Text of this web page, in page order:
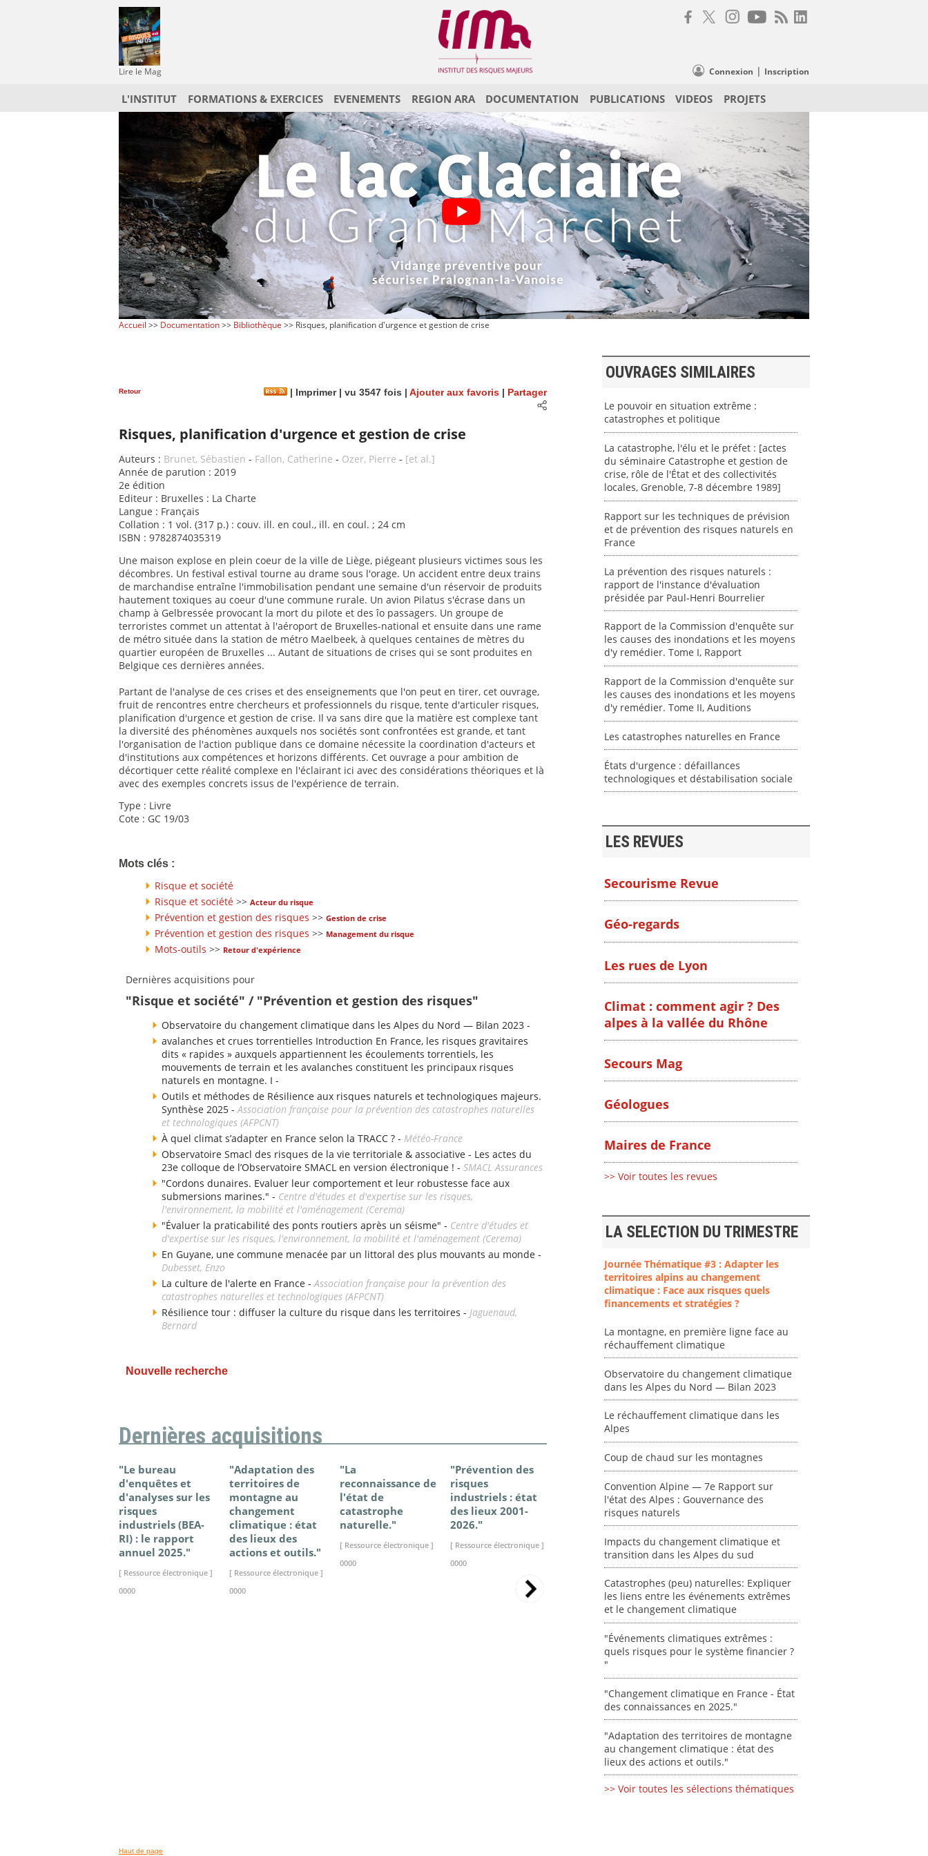
Lire le Mag Connexion | Inscription
L'INSTITUT FORMATIONS & EXERCICES EVENEMENTS REGION ARA DOCUMENTATION PUBLICATIONS VIDEOS PROJETS
Accueil >> Documentation>> Bibliothèque >> Risques, planification d'urgence et gestion de crise
Retour Imprimer| vu 3547 fois | Ajouter aux favoris Partager
Risques, planification d'urgence et gestion de crise
Auteurs : Brunet, Sébastien - Fallon, Catherine - Ozer, Pierre - [et al.]
Année de parution : 2019
2e édition
Editeur : Bruxelles : La Charte
Langue : Français
Collation : 1 vol. (317 p.) : couv. ill. en coul., ill. en coul. ; 24 cm
ISBN : 9782874035319
Une maison explose en plein coeur de la ville de Liège, piégeant plusieurs victimes sous les
décombres. Un festival estival tourne au drame sous l'orage. Un accident entre deux trains
de marchandise entraîne l'immobilisation pendant une semaine d'un réservoir de produits
hautement toxiques au coeur d'une commune rurale. Un avion Pilatus s'écrase dans un
champ à Gelbressée provocant la mort du pilote et des îo passagers. Un groupe de
terroristes commet un attentat à l'aéroport de Bruxelles-national et ensuite dans une rame
de métro située dans la station de métro Maelbeek, à quelques centaines de mètres du
quartier européen de Bruxelles ... Autant de situations de crises qui se sont produites en
Belgique ces dernières années.
Partant de l'analyse de ces crises et des enseignements que l'on peut en tirer, cet ouvrage,
fruit de rencontres entre chercheurs et professionnels du risque, tente d'articuler risques,
planification d'urgence et gestion de crise. Il va sans dire que la matière est complexe tant
la diversité des phénomènes auxquels nos sociétés sont confrontées est grande, et tant
l'organisation de l'action publique dans ce domaine nécessite la coordination d'acteurs et
d'institutions aux compétences et horizons différents. Cet ouvrage a pour ambition de
décortiquer cette réalité complexe en l'éclairant ici avec des considérations théoriques et là
avec des exemples concrets issus de l'expérience de terrain.
Type : Livre
Cote : GC 19/03
Mots clés :
Risque et société
Risque et société >> Acteur du risque
Prévention et gestion des risques >> Gestion de crise
Prévention et gestion des risques >> Management du risque
Mots-outils >> Retour d'expérience
Dernières acquisitions pour
"Risque et société" / "Prévention et gestion des risques"
Observatoire du changement climatique dans les Alpes du Nord — Bilan 2023 -
avalanches et crues torrentielles Introduction En France, les risques gravitaires
dits « rapides » auxquels appartiennent les écoulements torrentiels, les
mouvements de terrain et les avalanches constituent les principaux risques
naturels en montagne. I -
Outils et méthodes de Résilience aux risques naturels et technologiques majeurs.
Synthèse 2025 - Association française pour la prévention des catastrophes naturelles
et technologiques (AFPCNT)
À quel climat s’adapter en France selon la TRACC ? - Météo-France
Observatoire Smacl des risques de la vie territoriale & associative - Les actes du
23e colloque de l’Observatoire SMACL en version électronique ! - SMACL Assurances
"Cordons dunaires. Evaluer leur comportement et leur robustesse face aux
submersions marines." - Centre d'études et d'expertise sur les risques,
l'environnement, la mobilité et l'aménagement (Cerema)
"Évaluer la praticabilité des ponts routiers après un séisme" - Centre d'études et
d'expertise sur les risques, l'environnement, la mobilité et l'aménagement (Cerema)
En Guyane, une commune menacée par un littoral des plus mouvants au monde -
Dubesset, Enzo
La culture de l'alerte en France - Association française pour la prévention des
catastrophes naturelles et technologiques (AFPCNT)
Résilience tour : diffuser la culture du risque dans les territoires - Jaguenaud,
Bernard
Nouvelle recherche
Dernières acquisitions
"Le bureau
d'enquêtes et
d'analyses sur les
risques
industriels (BEA-
RI) : le rapport
annuel 2025."
[ Ressource électronique ]
0000
"Adaptation des
territoires de
montagne au
changement
climatique : état
des lieux des
actions et outils."
[ Ressource électronique ]
0000
"La
reconnaissance de
l'état de
catastrophe
naturelle."
[ Ressource électronique ]
0000
"Prévention des
risques
industriels : état
des lieux 2001-
2026."
[ Ressource électronique ]
0000
"Changement
climatique en
France - État des
connaissances en
[ Ressource électronique ]
"Plan ministériel
de gestion des
vagues de
chaleur."
0000
"Événements
système financier
OUVRAGES SIMILAIRES
Le pouvoir en situation extrême :
catastrophes et politique
La catastrophe, l'élu et le préfet : [actes
du séminaire Catastrophe et gestion de
crise, rôle de l'État et des collectivités
locales, Grenoble, 7-8 décembre 1989]
Rapport sur les techniques de prévision
et de prévention des risques naturels en
France
La prévention des risques naturels :
rapport de l'instance d'évaluation
présidée par Paul-Henri Bourrelier
Rapport de la Commission d'enquête sur
les causes des inondations et les moyens
d'y remédier. Tome I, Rapport
Rapport de la Commission d'enquête sur
les causes des inondations et les moyens
d'y remédier. Tome II, Auditions
Les catastrophes naturelles en France
États d'urgence : défaillances
technologiques et déstabilisation sociale
LES REVUES
Secourisme Revue
Géo-regards
Les rues de Lyon
Climat : comment agir ? Des
alpes à la vallée du Rhône
Secours Mag
Géologues
Maires de France
>> Voir toutes les revues
LA SELECTION DU TRIMESTRE
Journée Thématique #3 : Adapter les
territoires alpins au changement
climatique : Face aux risques quels
financements et stratégies ?
La montagne, en première ligne face au
réchauffement climatique
Observatoire du changement climatique
dans les Alpes du Nord — Bilan 2023
Le réchauffement climatique dans les
Alpes
Coup de chaud sur les montagnes
Convention Alpine — 7e Rapport sur
l'état des Alpes : Gouvernance des
risques naturels
Impacts du changement climatique et
transition dans les Alpes du sud
Catastrophes (peu) naturelles: Expliquer
les liens entre les événements extrêmes
et le changement climatique
"Événements climatiques extrêmes :
quels risques pour le système financier ?
"
"Changement climatique en France - État
des connaissances en 2025."
"Adaptation des territoires de montagne
au changement climatique : état des
lieux des actions et outils."
>> Voir toutes les sélections thématiques
Haut de page